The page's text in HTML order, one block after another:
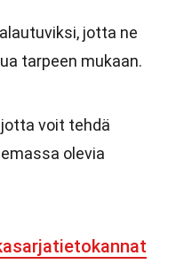
jotta ne
tarpeen mukaan.
voit tehdä
olevia